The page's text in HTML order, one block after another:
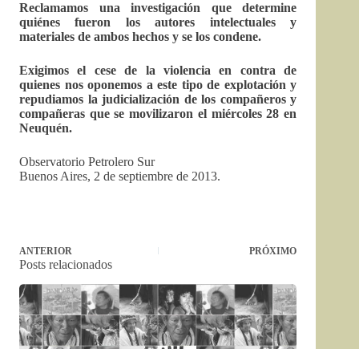
Reclamamos una investigación que determine
quiénes fueron los autores intelectuales y
materiales de ambos hechos y se los condene.
Exigimos el cese de la violencia en contra de
quienes nos oponemos a este tipo de explotación y
repudiamos la judicialización de los compañeros y
compañeras que se movilizaron el miércoles 28 en
Neuquén.
Observatorio Petrolero Sur
Buenos Aires, 2 de septiembre de 2013.
ANTERIOR PRÓXIMO
Posts relacionados